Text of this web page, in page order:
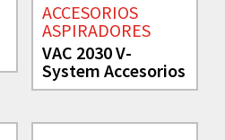
ACCESORIOS
ASPIRADORES
VAC 2030 V-
System Accesorios